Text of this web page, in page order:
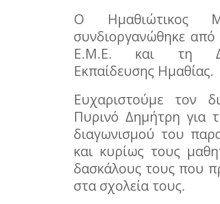
Ο Ημαθιώτικος
συνδιοργανώθηκε
Ε.Μ.Ε. και τη
Εκπαίδευσης Ημαθίας.
Ευχαριστούμε τον
Πυρινό Δημήτρη για
διαγωνισμού του
και κυρίως τους
δασκάλους τους που
στα σχολεία τους.